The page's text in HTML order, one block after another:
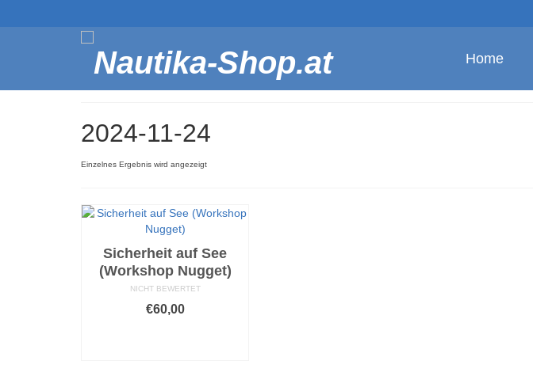
Home
2024-11-24
Einzelnes Ergebnis wird angezeigt
Sicherheit auf See
(Workshop Nugget)
NICHT BEWERTET
€60,00